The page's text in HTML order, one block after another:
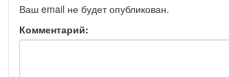
Ваш email не будет опубликован.
Комментарий: